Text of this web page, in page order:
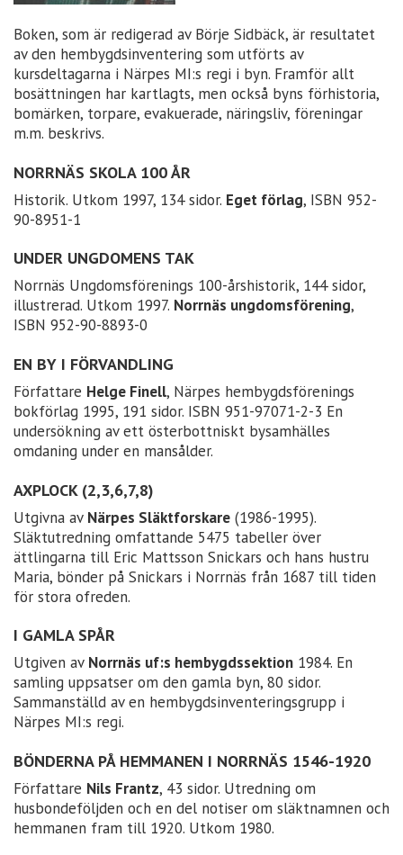
Boken, som är redigerad av Börje Sidbäck, är resultatet
av den hembygdsinventering som utförts av
kursdeltagarna i Närpes MI:s regi i byn. Framför allt
bosättningen har kartlagts, men också byns förhistoria,
bomärken, torpare, evakuerade, näringsliv, föreningar
m.m. beskrivs.
NORRNÄS SKOLA 100 ÅR
Historik. Utkom 1997, 134 sidor. Eget förlag, ISBN 952-
90-8951-1
UNDER UNGDOMENS TAK
Norrnäs Ungdomsförenings 100-årshistorik, 144 sidor,
illustrerad. Utkom 1997. Norrnäs ungdomsförening,
ISBN 952-90-8893-0
EN BY I FÖRVANDLING
Författare Helge Finell, Närpes hembygdsförenings
bokförlag 1995, 191 sidor. ISBN 951-97071-2-3 En
undersökning av ett österbottniskt bysamhälles
omdaning under en mansålder.
AXPLOCK (2,3,6,7,8)
Utgivna av Närpes Släktforskare (1986-1995).
Släktutredning omfattande 5475 tabeller över
ättlingarna till Eric Mattsson Snickars och hans hustru
Maria, bönder på Snickars i Norrnäs från 1687 till tiden
för stora ofreden.
I GAMLA SPÅR
Utgiven av Norrnäs uf:s hembygdssektion 1984. En
samling uppsatser om den gamla byn, 80 sidor.
Sammanställd av en hembygdsinventeringsgrupp i
Närpes MI:s regi.
BÖNDERNA PÅ HEMMANEN I NORRNÄS 1546-1920
Författare Nils Frantz, 43 sidor. Utredning om
husbondeföljden och en del notiser om släktnamnen och
hemmanen fram till 1920. Utkom 1980.